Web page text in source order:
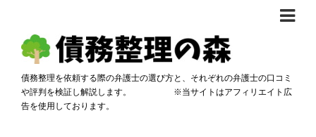
債務整理体験談
おすすめ
料金比較
債務整理を依頼する際の弁護士の選び方と、それぞれの弁護士の口コミ
や評判を検証し解説します。 ※当サイトはアフィリエイト広
告を使用しております。